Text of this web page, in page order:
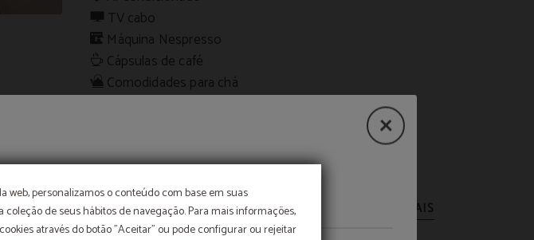
web, personalizamos o conteúdo com base em suas
de seus hábitos de navegação. Para mais informações,
através do botão "Aceitar" ou pode configurar ou rejeitar
TV cabo
Máquina Nespresso
Cápsulas de café
Comodidades para chá
O melhor preço